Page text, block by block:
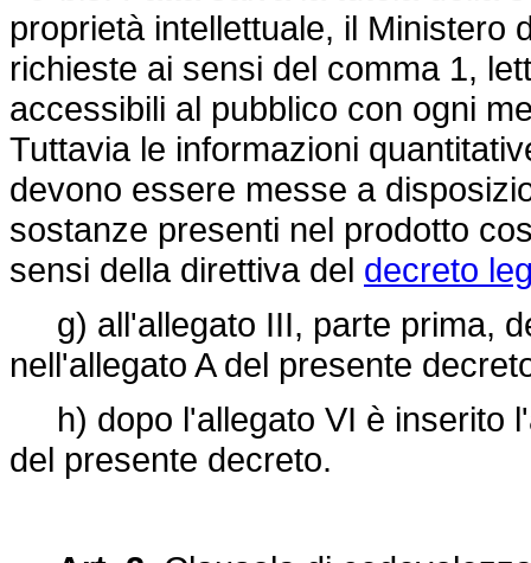
proprietà intellettuale, il Ministero
richieste ai sensi del comma 1,
accessibili al pubblico con ogni
Tuttavia le informazioni
devono essere messe a
sostanze presenti nel prodotto
sensi della direttiva del decreto
g) all'allegato III, parte prima,
nell'allegato A del presente
h) dopo l'allegato VI è inserito
del presente decreto.